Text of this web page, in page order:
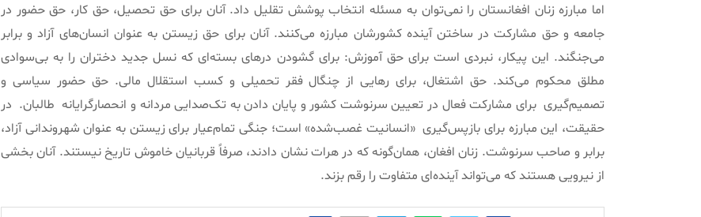
اما مبارزه زنان افغانستان را نمی‌توان به مسئله انتخاب پوشش تقلیل داد. آنان برای حق تحصیل، حق کار، حق حضور در
جامعه و حق مشارکت در ساختن آینده کشورشان مبارزه می‌کنند. آنان برای حق زیستن به عنوان انسان‌های آزاد و برابر
می‌جنگند. این پیکار، نبردی است برای حق آموزش: برای گشودن درهای بسته‌ای که نسل جدید دختران را به بی‌سوادی
مطلق محکوم می‌کند. حق اشتغال، برای رهایی از چنگال فقر تحمیلی و کسب استقلال مالی. حق حضور سیاسی و
تصمیم‌گیری برای مشارکت فعال در تعیین سرنوشت کشور و پایان دادن به تک‌صدایی مردانه و انحصارگرایانه طالبان. در
حقیقت، این مبارزه برای بازپس‌گیری «انسانیت غصب‌شده» است؛ جنگی تمام‌عیار برای زیستن به عنوان شهروندانی آزاد،
برابر و صاحب سرنوشت. زنان افغان، همان‌گونه که در هرات نشان دادند، صرفاً قربانیان خاموش تاریخ نیستند. آنان بخشی
از نیرویی هستند که می‌تواند آینده‌ای متفاوت را رقم بزند.